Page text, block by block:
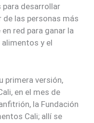
desarrollar
las personas más
red para ganar la
y el
primera versión,
en el mes de
la Fundación
Cali; allí se